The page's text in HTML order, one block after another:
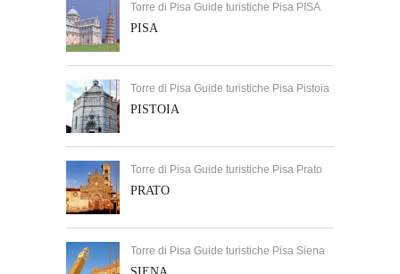
Torre di Pisa Guide turistiche Pisa PISA
PISA
Torre di Pisa Guide turistiche Pisa Pistoia
PISTOIA
Torre di Pisa Guide turistiche Pisa Prato
PRATO
Torre di Pisa Guide turistiche Pisa Siena